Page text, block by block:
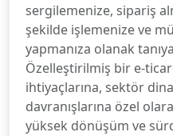
sergilemenize, sipariş
şekilde işlemenize ve
yapmanıza olanak
Özelleştirilmiş bir e-
ihtiyaçlarına, sektör
davranışlarına özel
yüksek dönüşüm ve